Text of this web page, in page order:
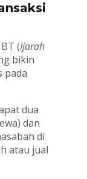
(Ijarah
bikin
pada
dua
dan
di
atau jual